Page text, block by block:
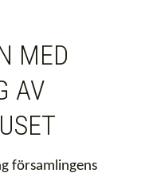
MED
AV
församlingens